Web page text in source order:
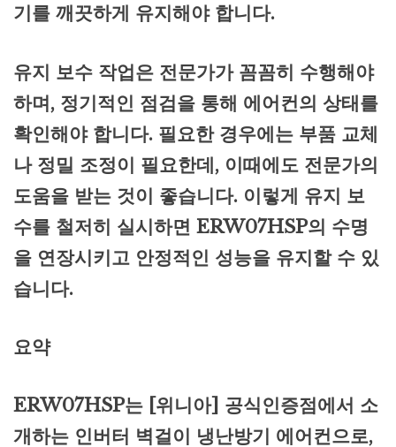
기를 깨끗하게 유지해야 합니다.
유지 보수 작업은 전문가가 꼼꼼히 수행해야
하며, 정기적인 점검을 통해 에어컨의 상태를
확인해야 합니다. 필요한 경우에는 부품 교체
나 정밀 조정이 필요한데, 이때에도 전문가의
도움을 받는 것이 좋습니다. 이렇게 유지 보
수를 철저히 실시하면 ERW07HSP의 수명
을 연장시키고 안정적인 성능을 유지할 수 있
습니다.
요약
ERW07HSP는 [위니아] 공식인증점에서 소
개하는 인버터 벽걸이 냉난방기 에어컨으로,